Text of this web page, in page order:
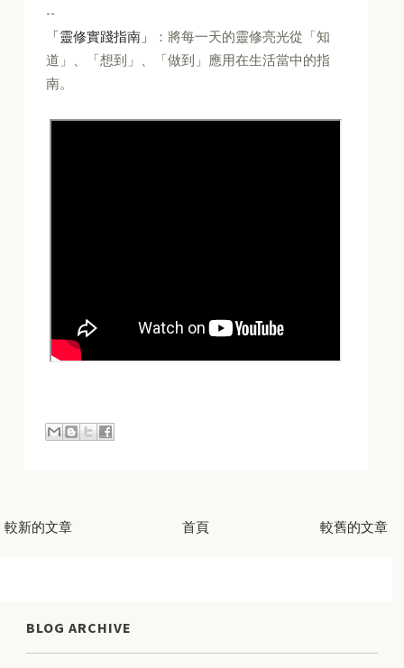
--
「靈修實踐指南」
：將每一天的靈修亮光從「知
道」、「想到」、「做到」應用在生活當中的指
南。
較新的文章 較舊的文章
首頁
BLOG ARCHIVE